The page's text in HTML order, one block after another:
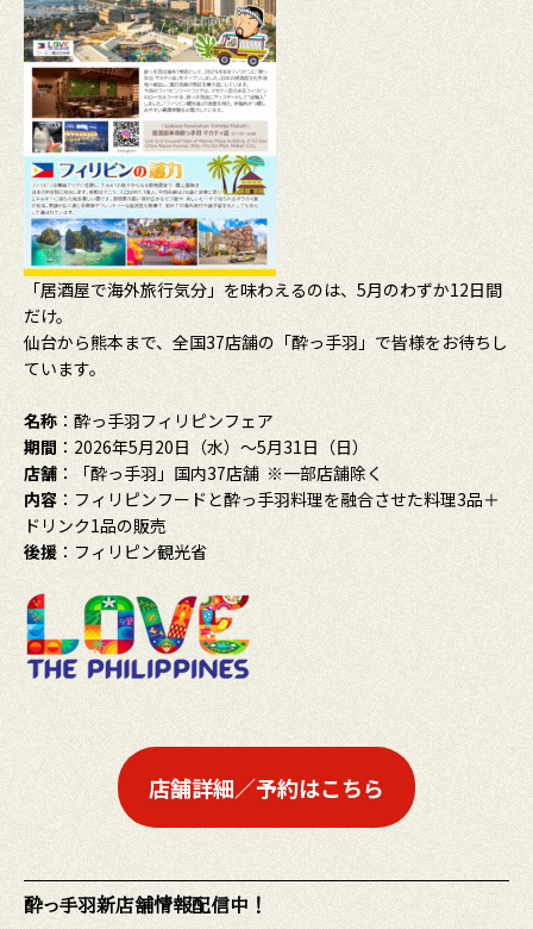
「居酒屋で海外旅行気分」を味わえるのは、5月のわずか12日間
だけ。
仙台から熊本まで、全国37店舗の「酔っ手羽」で皆様をお待ちし
ています。
名称 ：酔っ手羽フィリピンフェア
期間 ：2026年5月20日（水）～5月31日（日）
店舗 ：「酔っ手羽」国内37店舗 ※一部店舗除く
内容 ：フィリピンフードと酔っ手羽料理を融合させた料理3品＋
ドリンク1品の販売
後援 ：フィリピン観光省
店舗詳細／予約はこちら
酔っ手羽新店舗情報配信中！